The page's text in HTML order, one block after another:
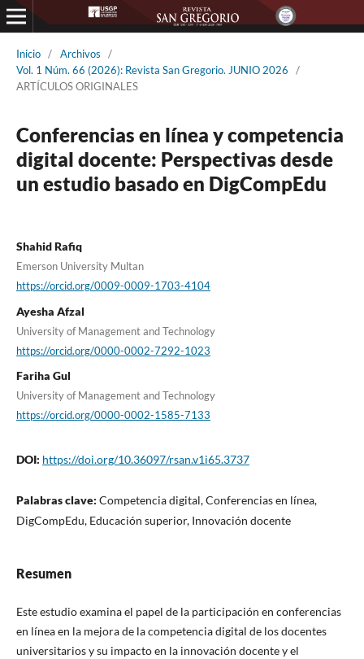
Inicio / Archivos
/
Vol. 1 Núm. 66 (2026): Revista San Gregorio. JUNIO 2026
/
ARTÍCULOS ORIGINALES
Conferencias en línea y competencia
digital docente: Perspectivas desde
un estudio basado en DigCompEdu
Shahid Rafiq
Emerson University Multan
https://orcid.org/0009-0009-1703-4104
Ayesha Afzal
University of Management and Technology
https://orcid.org/0000-0002-7292-1023
Fariha Gul
University of Management and Technology
https://orcid.org/0000-0002-1585-7133
DOI: https://doi.org/10.36097/rsan.v1i65.3737
Palabras clave: Competencia digital, Conferencias en línea,
DigCompEdu, Educación superior, Innovación docente
Resumen
Este estudio examina el papel de la participación en conferencias
en línea en la mejora de la competencia digital de los docentes
universitarios y su impacto en la innovación docente y el